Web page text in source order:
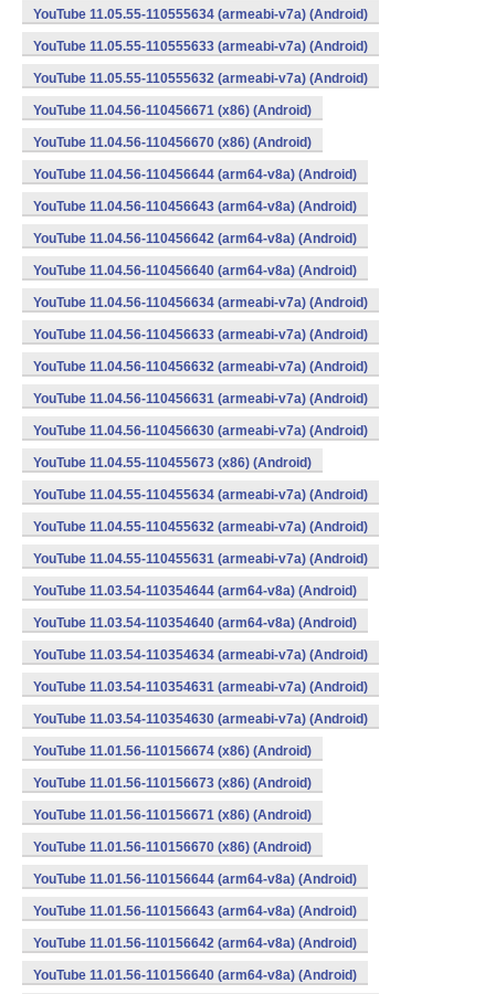
YouTube 11.05.55-110555634 (armeabi-v7a) (Android)
YouTube 11.05.55-110555633 (armeabi-v7a) (Android)
YouTube 11.05.55-110555632 (armeabi-v7a) (Android)
YouTube 11.04.56-110456671 (x86) (Android)
YouTube 11.04.56-110456670 (x86) (Android)
YouTube 11.04.56-110456644 (arm64-v8a) (Android)
YouTube 11.04.56-110456643 (arm64-v8a) (Android)
YouTube 11.04.56-110456642 (arm64-v8a) (Android)
YouTube 11.04.56-110456640 (arm64-v8a) (Android)
YouTube 11.04.56-110456634 (armeabi-v7a) (Android)
YouTube 11.04.56-110456633 (armeabi-v7a) (Android)
YouTube 11.04.56-110456632 (armeabi-v7a) (Android)
YouTube 11.04.56-110456631 (armeabi-v7a) (Android)
YouTube 11.04.56-110456630 (armeabi-v7a) (Android)
YouTube 11.04.55-110455673 (x86) (Android)
YouTube 11.04.55-110455634 (armeabi-v7a) (Android)
YouTube 11.04.55-110455632 (armeabi-v7a) (Android)
YouTube 11.04.55-110455631 (armeabi-v7a) (Android)
YouTube 11.03.54-110354644 (arm64-v8a) (Android)
YouTube 11.03.54-110354640 (arm64-v8a) (Android)
YouTube 11.03.54-110354634 (armeabi-v7a) (Android)
YouTube 11.03.54-110354631 (armeabi-v7a) (Android)
YouTube 11.03.54-110354630 (armeabi-v7a) (Android)
YouTube 11.01.56-110156674 (x86) (Android)
YouTube 11.01.56-110156673 (x86) (Android)
YouTube 11.01.56-110156671 (x86) (Android)
YouTube 11.01.56-110156670 (x86) (Android)
YouTube 11.01.56-110156644 (arm64-v8a) (Android)
YouTube 11.01.56-110156643 (arm64-v8a) (Android)
YouTube 11.01.56-110156642 (arm64-v8a) (Android)
YouTube 11.01.56-110156640 (arm64-v8a) (Android)